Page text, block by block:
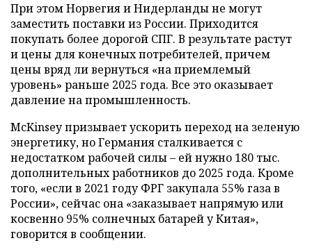
При этом Норвегия и Нидерланды не могут
заместить поставки из России. Приходится
покупать более дорогой СПГ. В результате растут
и цены для конечных потребителей, причем
цены вряд ли вернуться «на приемлемый
уровень» раньше 2025 года. Все это оказывает
давление на промышленность.
McKinsey призывает ускорить переход на зеленую
энергетику, но Германия сталкивается с
недостатком рабочей силы – ей нужно 180 тыс.
дополнительных работников до 2025 года. Кроме
того, «если в 2021 году ФРГ закупала 55% газа в
России», сейчас она «заказывает напрямую или
косвенно 95% солнечных батарей у Китая»,
говорится в сообщении.